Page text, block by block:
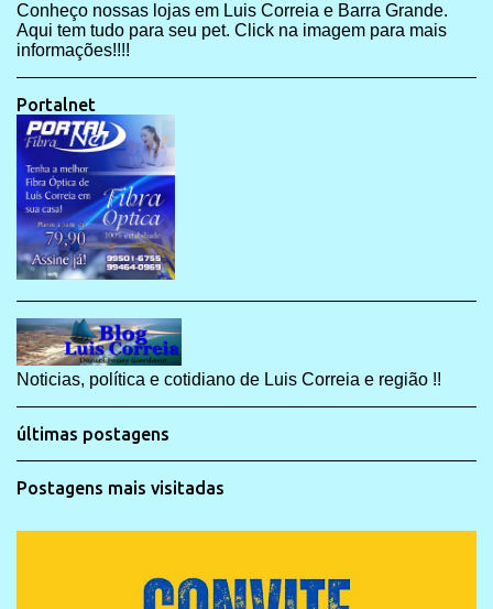
Conheço nossas lojas em Luis Correia e Barra Grande.
Aqui tem tudo para seu pet. Click na imagem para mais
informações!!!!
Portalnet
Noticias, política e cotidiano de Luis Correia e região !!
últimas postagens
Postagens mais visitadas